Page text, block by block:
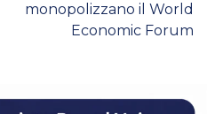
monopolizzano il World
Economic Forum